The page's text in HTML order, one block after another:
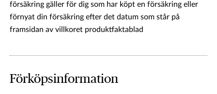
försäkring gäller för dig som har köpt en försäkring eller
förnyat din försäkring efter det datum som står på
framsidan av villkoret produktfaktablad
Förköpsinformation